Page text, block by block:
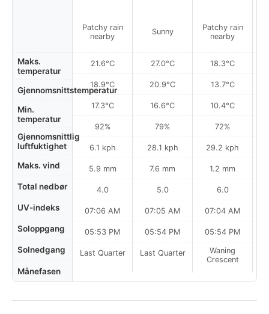
Maks.
temperatur
Gjennomsnittstemperatur
Min.
temperatur
Gjennomsnittlig
luftfuktighet
Maks. vind
Total nedbør
UV-indeks
Soloppgang
Solnedgang
Månefasen
Patchy rain
nearby
21.6°C
18.9°C
17.3°C
92%
6.1 kph
5.9 mm
4.0
07:06 AM
05:53 PM
Last Quarter
Sunny
27.0°C
20.9°C
16.6°C
79%
28.1 kph
7.6 mm
5.0
07:05 AM
05:54 PM
Last Quarter
Patchy rain
nearby
18.3°C
13.7°C
10.4°C
72%
29.2 kph
1.2 mm
6.0
07:04 AM
05:54 PM
Waning
Crescent